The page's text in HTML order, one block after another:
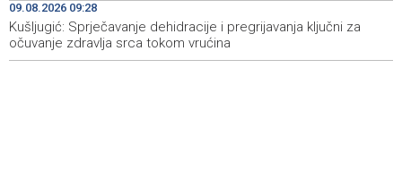
11:17
BiH među zapaženijim učesnicima CIGRE u Parizu - AI i
energetska tranzicija u fokusu
09.08.2026 09:28
Kušljugić: Sprječavanje dehidracije i pregrijavanja ključni za
očuvanje zdravlja srca tokom vrućina